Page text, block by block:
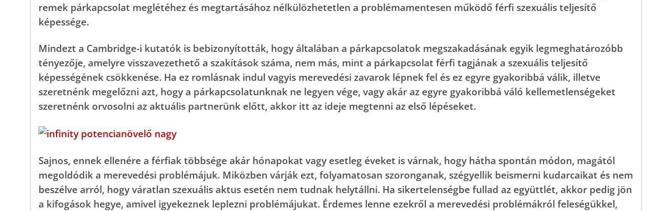
remek párkapcsolat meglétéhez és megtartásához nélkülözhetetlen a problémamentesen működő férfi szexuális teljesítő
képessége.
Mindezt a Cambridge-i kutatók is bebizonyították, hogy általában a párkapcsolatok megszakadásának egyik legmeghatározóbb
tényezője, amelyre visszavezethető a szakítások száma, nem más, mint a párkapcsolat férfi tagjának a szexuális teljesítő
képességének csökkenése. Ha ez romlásnak indul vagyis merevedési zavarok lépnek fel és ez egyre gyakoribbá válik, illetve
szeretnénk megelőzni azt, hogy a párkapcsolatunknak ne legyen vége, vagy akár az egyre gyakoribbá váló kellemetlenségeket
szeretnénk orvosolni az aktuális partnerünk előtt, akkor itt az ideje megtenni az első lépéseket.
Sajnos, ennek ellenére a férfiak többsége akár hónapokat vagy esetleg éveket is várnak, hogy hátha spontán módon, magától
megoldódik a merevedési problémájuk. Miközben várják ezt, folyamatosan szoronganak, szégyellik beismerni kudarcaikat és nem
beszélve arról, hogy váratlan szexuális aktus esetén nem tudnak helytállni. Ha sikertelenségbe fullad az együttlét, akkor pedig jön
a kifogások hegye, amivel igyekeznek leplezni problémájukat. Érdemes lenne ezekről a merevedési problémákról feleségükkel,